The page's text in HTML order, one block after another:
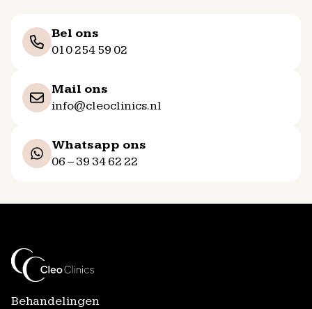
Bel ons
010 254 59 02
Mail ons
info@cleoclinics.nl
Whatsapp ons
06 – 39 34 62 22
Behandelingen